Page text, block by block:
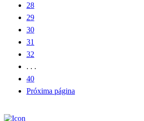
28
29
30
31
32
. . .
40
Próxima página